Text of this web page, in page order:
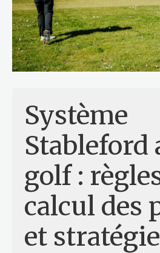
Système
Stableford
golf :
calcul des
et